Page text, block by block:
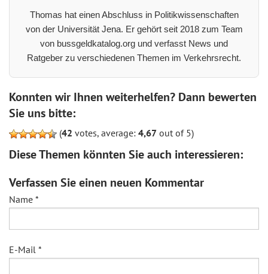
Thomas hat einen Abschluss in Politikwissenschaften
von der Universität Jena. Er gehört seit 2018 zum Team
von bussgeldkatalog.org und verfasst News und
Ratgeber zu verschiedenen Themen im Verkehrsrecht.
Konnten wir Ihnen weiterhelfen? Dann bewerten
Sie uns bitte:
(42 votes, average: 4,67 out of 5)
Diese Themen könnten Sie auch interessieren:
Verfassen Sie einen neuen Kommentar
Name *
E-Mail *